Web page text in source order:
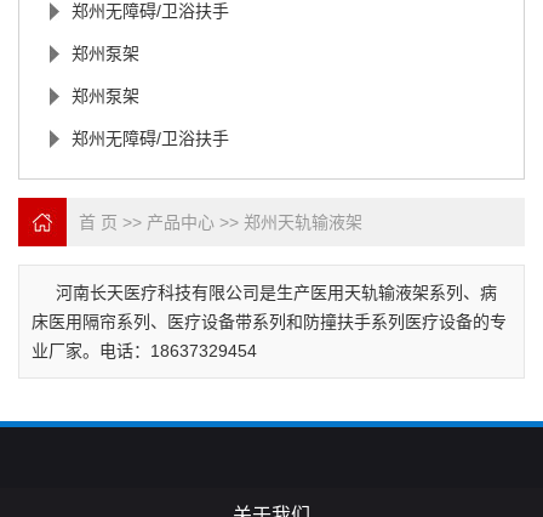
郑州无障碍/卫浴扶手
郑州泵架
郑州泵架
郑州无障碍/卫浴扶手
首 页 >> 产品中心 >> 郑州天轨输液架
河南长天医疗科技有限公司是生产医用天轨输液架系列、病
床医用隔帘系列、医疗设备带系列和防撞扶手系列医疗设备的专
业厂家。电话：18637329454